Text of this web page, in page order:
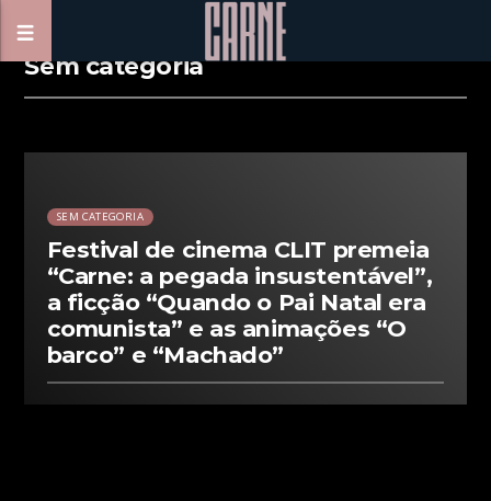
Sem categoria
SEM CATEGORIA
Festival de cinema CLIT premeia
“Carne: a pegada insustentável”,
a ficção “Quando o Pai Natal era
comunista” e as animações “O
barco” e “Machado”